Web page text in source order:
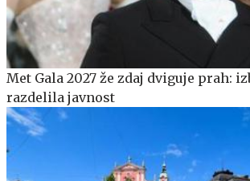
Met Gala 2027 že zdaj dviguje prah:
razdelila javnost